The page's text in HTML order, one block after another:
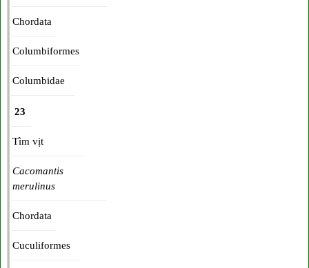
Chordata
Columbiformes
Columbidae
23
Tìm vịt
Cacomantis
merulinus
Chordata
Cuculiformes